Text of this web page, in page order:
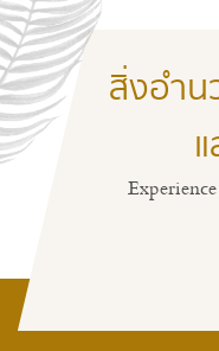
สิ่งอำน